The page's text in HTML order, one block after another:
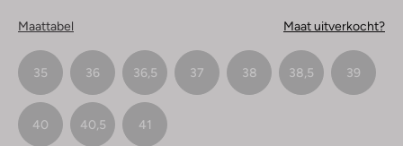
Maattabel Maat uitverkocht?
35 36 36,5 37 38 38,5 39
40 40,5 41